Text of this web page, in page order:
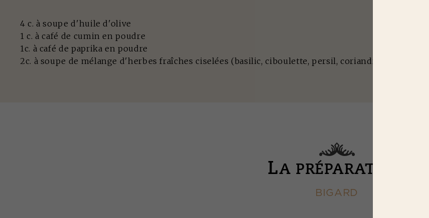
4 c. à soupe d'huile d'olive
1 c. à café de cumin en poudre
1c. à café de paprika en poudre
2c. à soupe de mélange d'herbes fraîches ciselées (basilic, ciboulette, persil, coriandre...)
LA PRÉPARATION
BIGARD